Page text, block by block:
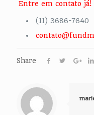
Entre em contato já!
(11) 3686-7640
Share